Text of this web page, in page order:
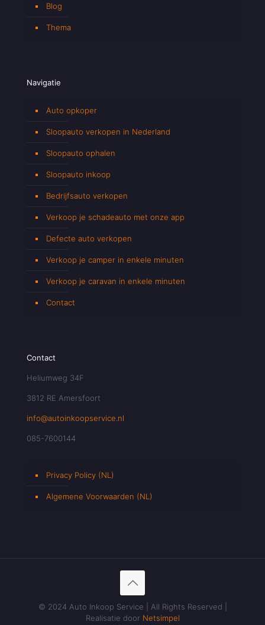
Blog
Thema
Navigatie
Auto opkoper
Sloopauto verkopen in Nederland
Sloopauto ophalen
Sloopauto inkoop
Bedrijfsauto verkopen
Verkoop je schadeauto met onze app
Defecte auto verkopen
Verkoop je camper in enkele minuten
Verkoop je caravan in enkele minuten
Contact
Contact
Heliumweg 34F
3812 RE Amersfoort
info@autoinkoopservice.nl
085-7600144
Privacy Policy (NL)
Algemene Voorwaarden (NL)
© 2024 Auto Inkoop Service | All Rights Reserved |
Realisatie door Netsimpel